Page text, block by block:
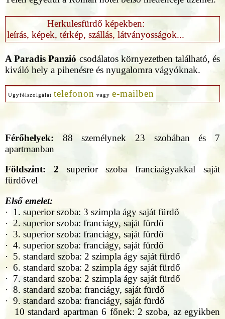
Herkulesfürdő képekben:
leírás, képek, térkép, szállás, látványosságok...
A Paradis Panzió csodálatos környezetben található, és
kiváló hely a pihenésre és nyugalomra vágyóknak.
Ügyfélszolgálat telefonon vagy e-mailben
Férőhelyek: 88 személynek 23 szobában és 7
apartmanban
Földszint: 2 superior szoba franciaágyakkal saját
fürdővel
Első emelet:
· 1. superior szoba: 3 szimpla ágy saját fürdő
· 2. superior szoba: franciágy, saját fürdő
· 3. superior szoba: franciágy, saját fürdő
· 4. superior szoba: franciágy, saját fürdő
· 5. standard szoba: 2 szimpla ágy saját fürdő
· 6. standard szoba: 2 szimpla ágy saját fürdő
· 7. standard szoba: 2 szimpla ágy saját fürdő
· 8. standard szoba: franciágy, saját fürdő
· 9. standard szoba: franciágy, saját fürdő
10 standard apartman 6 főnek: 2 szoba, az egyikben